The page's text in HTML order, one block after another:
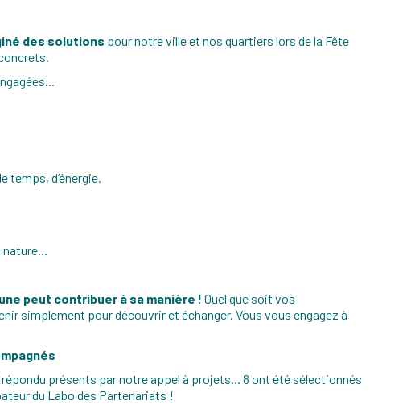
des solutions pour notre ville et nos quartiers lors de la Fête
temps, d’énergie.
nature...
peut contribuer à sa manière ! Quel que soit vos
simplement pour découvrir et échanger. Vous vous engagez à
présents par notre appel à projets... 8 ont été sélectionnés
du Labo des Partenariats !